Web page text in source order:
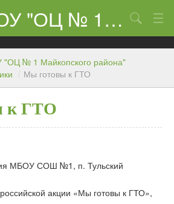
Сайт МБОУ "ОЦ № 1 Майкопского района"
учреждении
Поиск
№ 1 Майкопского района"
/ Мы готовы к ГТО
к ГТО
МБОУ СОШ №1, п. Тульский
акции «Мы готовы к ГТО»,